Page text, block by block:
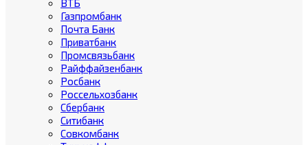
ВТБ
Газпромбанк
Почта Банк
Приватбанк
Промсвязьбанк
Райффайзенбанк
Росбанк
Россельхозбанк
Сбербанк
Ситибанк
Совкомбанк